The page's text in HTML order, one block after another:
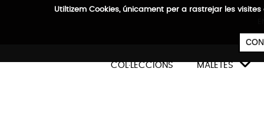
Utiltizem Cookies, únicament per a rastrejar les
COL·LECCIONS MALETES 